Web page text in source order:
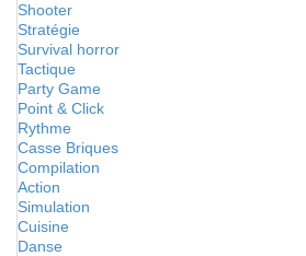
Shooter
Stratégie
Survival horror
Tactique
Party Game
Point & Click
Rythme
Casse Briques
Compilation
Action
Simulation
Cuisine
Danse